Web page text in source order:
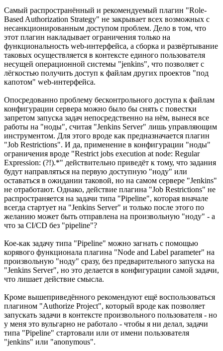
Самый распространённый и рекомендуемый плагин "Role-
Based Authorization Strategy" не закрывает всех возможных с
несанкционированным доступом проблем. Дело в том, что
этот плагин накладывает ограничения только на
функциональность web-интерфейса, а сборка и развёртывание
таковых осуществляется в контексте единого пользователя
несущей операционной системы "jenkins", что позволяет с
лёгкостью получить доступ к файлам других проектов "под
капотом" web-интерфейса.
Опосредованно проблему бесконтрольного доступа к файлам
конфигурации сервера можно было бы снять с повестки
запретом запуска задач непосредственно на нём, вынеся все
работы на "ноды", считая "Jenkins Server" лишь управляющим
инструментом. Для этого вроде как предназначается плагин
"Job Restrictions". И да, применение в конфигурации "ноды"
ограничения вроде "Restrict jobs execution at node: Regular
Expression: (?!).*" действительно приведёт к тому, что задания
будут направляться на первую доступную "ноду" или
оставаться в ожидании таковой, но на самом сервере "Jenkins"
не отработают. Однако, действие плагина "Job Restrictions" не
распространяется на задачи типа "Pipeline", которая вначале
всегда стартует на "Jenkins Server" и только после этого по
желанию может быть отправлена на произвольную "ноду" - а
что за CI/CD без "pipeline"?
Кое-как задачу типа "Pipeline" можно загнать с помощью
корявого функционала плагина "Node and Label parameter" на
произвольную "ноду" сразу, без предварительного запуска на
"Jenkins Server", но это делается в конфигурации самой задачи,
что лишает действие смысла.
Кроме вышеприведённого рекомендуют ещё воспользоваться
плагином "Authorize Project", который вроде как позволяет
запускать задачи в контексте произвольного пользователя - но
у меня это вульгарно не работало - чтобы я ни делал, задачи
типа "Pipeline" стартовали или от имени пользователя
"jenkins" или "anonymous".